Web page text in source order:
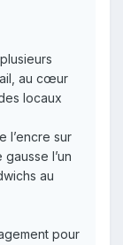
au cœur
locaux
l’encre sur
l’un
au
pour